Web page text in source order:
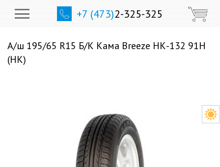
+7 (473)2-325-325
А/ш 195/65 R15 Б/К Кама Breeze НК-132 91H
(НК)